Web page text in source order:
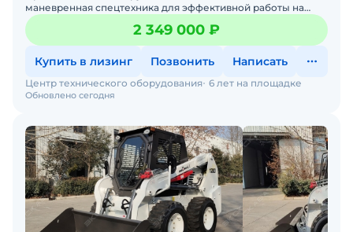
маневренная спецтехника для эффективной работы на
стройплощадках, дорогах и в коммунальном хозяйстве.
Если вам н
2 349 000 ₽
Купить в лизинг Позвонить Написать
Обновлено сегодня
Центр технического оборудования 6 лет на площадке